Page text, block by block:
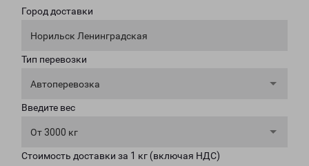
Город доставки
Норильск Ленинградская
Тип перевозки
Автоперевозка
Введите вес
От 3000 кг
Стоимость доставки за 1 кг (включая НДС)